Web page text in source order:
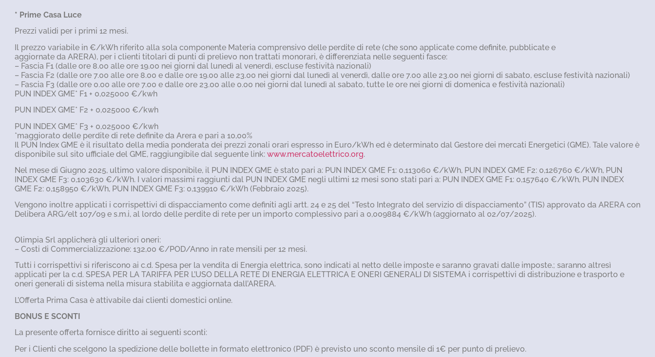
* Prime Casa Luce
Prezzi validi per i primi 12 mesi.
Il prezzo variabile in €/kWh riferito alla sola componente Materia comprensivo delle perdite di rete (che sono applicate come definite, pubblicate e
aggiornate da ARERA), per i clienti titolari di punti di prelievo non trattati monorari, è differenziata nelle seguenti fasce:
– Fascia F1 (dalle ore 8.00 alle ore 19.00 nei giorni dal lunedì al venerdì, escluse festività nazionali)
– Fascia F2 (dalle ore 7.00 alle ore 8.00 e dalle ore 19.00 alle 23.00 nei giorni dal lunedì al venerdì, dalle ore 7.00 alle 23.00 nei giorni di sabato, escluse festività nazionali)
– Fascia F3 (dalle ore 0.00 alle ore 7.00 e dalle ore 23.00 alle 0.00 nei giorni dal lunedì al sabato, tutte le ore nei giorni di domenica e festività nazionali)
PUN INDEX GME* F1 + 0,025000 €/kwh
PUN INDEX GME* F2 + 0,025000 €/kwh
PUN INDEX GME* F3 + 0,025000 €/kwh
*maggiorato delle perdite di rete definite da Arera e pari a 10,00%
Il PUN Index GME è il risultato della media ponderata dei prezzi zonali orari espresso in Euro/kWh ed è determinato dal Gestore dei mercati Energetici (GME). Tale valore è
disponibile sul sito ufficiale del GME, raggiungibile dal seguente link: www.mercatoelettrico.org.
Nel mese di Giugno 2025, ultimo valore disponibile, il PUN INDEX GME è stato pari a: PUN INDEX GME F1: 0,113060 €/kWh, PUN INDEX GME F2: 0,126760 €/kWh, PUN
INDEX GME F3: 0,103630 €/kWh. I valori massimi raggiunti dal PUN INDEX GME negli ultimi 12 mesi sono stati pari a: PUN INDEX GME F1: 0,157640 €/kWh, PUN INDEX
GME F2: 0,158950 €/kWh, PUN INDEX GME F3: 0,139910 €/kWh (Febbraio 2025).
Vengono inoltre applicati i corrispettivi di dispacciamento come definiti agli artt. 24 e 25 del “Testo Integrato del servizio di dispacciamento” (TIS) approvato da ARERA con
Delibera ARG/elt 107/09 e s.m.i, al lordo delle perdite di rete per un importo complessivo pari a 0,009884 €/kWh (aggiornato al 02/07/2025).
Olimpia Srl applicherà gli ulteriori oneri:
– Costi di Commercializzazione: 132,00 €/POD/Anno in rate mensili per 12 mesi.
Tutti i corrispettivi si riferiscono ai c.d. Spesa per la vendita di Energia elettrica, sono indicati al netto delle imposte e saranno gravati dalle imposte.; saranno altresì
applicati per la c.d. SPESA PER LA TARIFFA PER L’USO DELLA RETE DI ENERGIA ELETTRICA E ONERI GENERALI DI SISTEMA i corrispettivi di distribuzione e trasporto e
oneri generali di sistema nella misura stabilita e aggiornata dall’ARERA.
L’Offerta Prima Casa è attivabile dai clienti domestici online.
BONUS E SCONTI
La presente offerta fornisce diritto ai seguenti sconti:
Per i Clienti che scelgono la spedizione delle bollette in formato elettronico (PDF) è previsto uno sconto mensile di 1€ per punto di prelievo.